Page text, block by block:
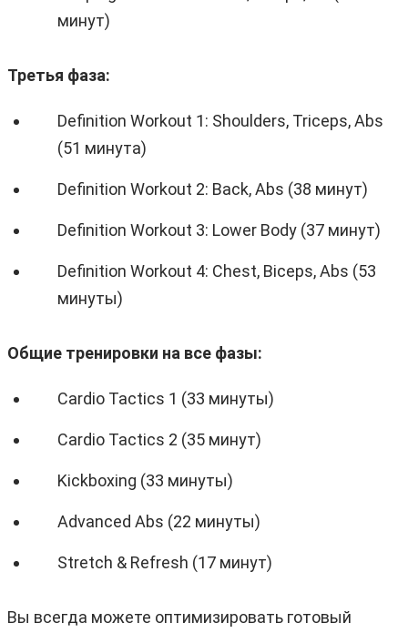
минут)
Третья фаза:
Definition Workout 1: Shoulders, Triceps, Abs
(51 минута)
Definition Workout 2: Back, Abs (38 минут)
Definition Workout 3: Lower Body (37 минут)
Definition Workout 4: Chest, Biceps, Abs (53
минуты)
Общие тренировки на все фазы:
Cardio Tactics 1 (33 минуты)
Cardio Tactics 2 (35 минут)
Kickboxing (33 минуты)
Advanced Abs (22 минуты)
Stretch & Refresh (17 минут)
Вы всегда можете оптимизировать готовый